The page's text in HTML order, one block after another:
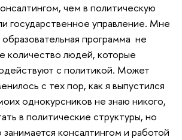
чем в политическую
государственное управление. Мне
образовательная программа не
количество людей, которые
с политикой. Может
с тех пор, как я выпустился
однокурсников не знаю никого,
в политические структуры, но
занимается консалтингом и работой